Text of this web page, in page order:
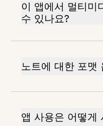
이 앱에서 멀티미
수 있나요?
노트에 대한 포맷
앱 사용은 어떻게